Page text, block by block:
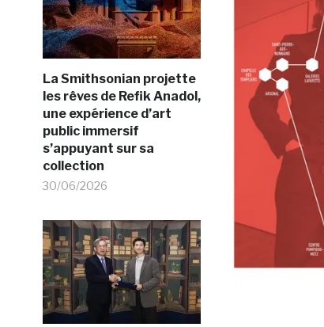
La Smithsonian projette
les rêves de Refik Anadol,
une expérience d’art
public immersif
s’appuyant sur sa
collection
30/06/2026